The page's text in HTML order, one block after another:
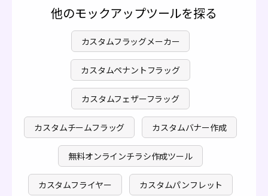
もご利用いただけます。詳しくは料金ページ をご覧くださ
他のモックアップツールを探る
カスタムフラッグメーカー
カスタムペナントフラッグ
カスタムフェザーフラッグ
カスタムチームフラッグ カスタムバナー作成
無料オンラインチラシ作成ツール
カスタムフライヤー カスタムパンフレット